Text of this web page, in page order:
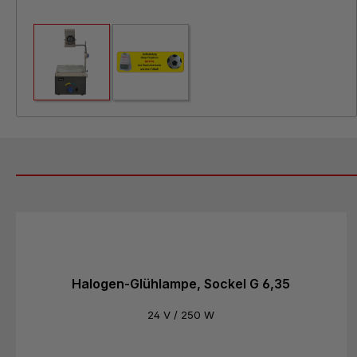
Halogen-Glühlampe, Sockel G 6,35
24 V / 250 W